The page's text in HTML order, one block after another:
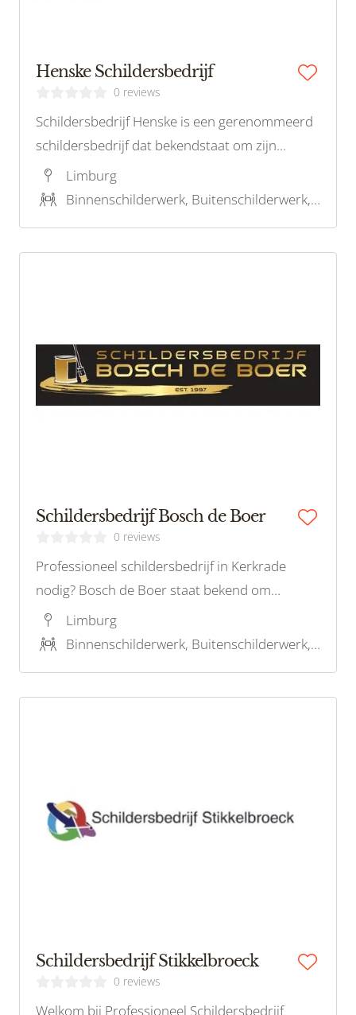
Henske Schildersbedrijf
0 reviews
Schildersbedrijf Henske is een gerenommeerd
schildersbedrijf dat bekendstaat om zijn
vakmanschap en toewijding aan kwaliteit.
Gevestigd in de regio, biedt Henske een breed
Limburg
Binnenschilderwerk, Buitenschilderwerk, Behangwerk, Kleuradvies
Schildersbedrijf Bosch de Boer
0 reviews
Professioneel schildersbedrijf in Kerkrade
nodig? Bosch de Boer staat bekend om
uitmuntende service en vakmanschap. Neem
contact op voor een vrijblijvende offerte.
Limburg
Binnenschilderwerk, Buitenschilderwerk, Latex spuiten, Behangwerk, Houtrotreparatie, Kleuradvies
Schildersbedrijf Stikkelbroeck
0 reviews
Welkom bij Professioneel Schildersbedrijf